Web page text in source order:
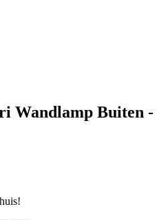
Wandlamp Buiten -